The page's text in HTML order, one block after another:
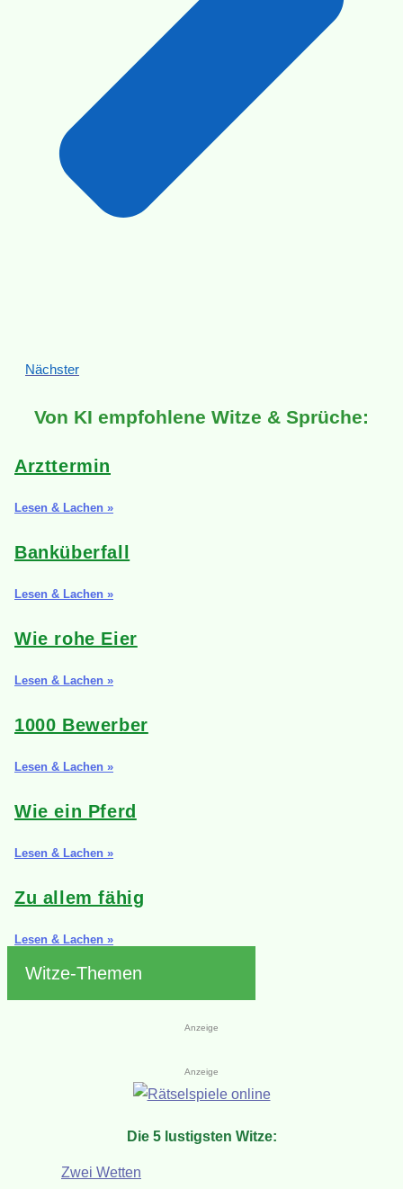
Nächster
Von KI empfohlene Witze & Sprüche:
Arzttermin
Lesen & Lachen »
Banküberfall
Lesen & Lachen »
Wie rohe Eier
Lesen & Lachen »
1000 Bewerber
Lesen & Lachen »
Wie ein Pferd
Lesen & Lachen »
Zu allem fähig
Lesen & Lachen »
Witze-Themen
Anzeige
Anzeige
Die 5 lustigsten Witze:
Zwei Wetten